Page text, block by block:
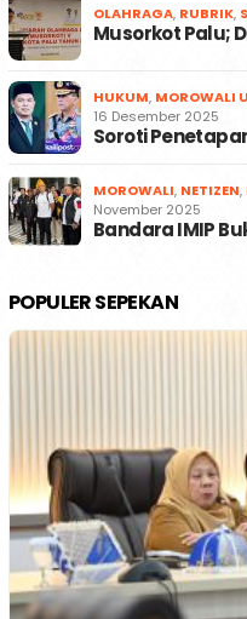
OLAHRAGA, RUBRIK,
Musorkot Palu;
HUKUM, MOROWALI
16 Desember 2025
Soroti
MOROWALI, NETIZEN,
November 2025
Bandara IMIP
POPULER SEPEKAN